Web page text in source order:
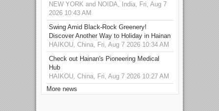
NEW YORK and NOIDA, India, Fri, Aug 7
2026 10:43 AM
Swing Amid Black‑Rock Greenery!
Discover Another Way to Holiday in Hainan
HAIKOU, China, Fri, Aug 7 2026 10:34 AM
Check out Hainan's Pioneering Medical
Hub
HAIKOU, China, Fri, Aug 7 2026 10:27 AM
More news